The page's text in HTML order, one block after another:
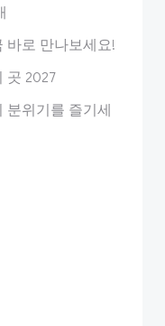
바로 만나보세요!
곳 2027
분위기를 즐기세